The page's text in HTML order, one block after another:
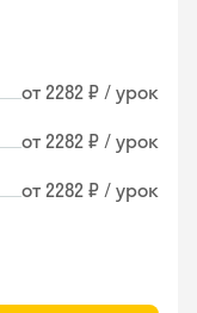
от 2282 ₽ / урок
от 2282 ₽ / урок
от 2282 ₽ / урок